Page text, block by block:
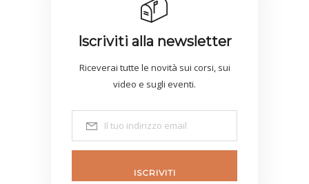
Iscriviti alla newsletter
Riceverai tutte le novità sui corsi, sui
video e sugli eventi.
ISCRIVITI